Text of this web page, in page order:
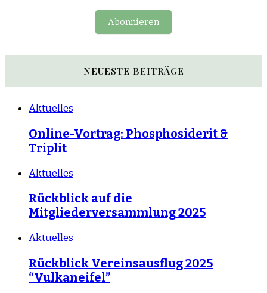
Abonnieren
NEUESTE BEITRÄGE
Aktuelles
Online-Vortrag: Phosphosiderit &
Triplit
Aktuelles
Rückblick auf die
Mitgliederversammlung 2025
Aktuelles
Rückblick Vereinsausflug 2025
“Vulkaneifel”